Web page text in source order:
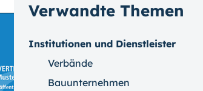
Verwandte Themen
Institutionen und Dienstleister
Verbände
Bauunternehmen